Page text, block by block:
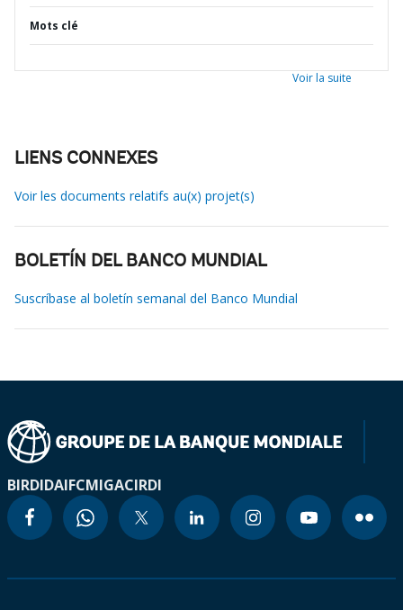
Mots clé
Voir la suite
LIENS CONNEXES
Voir les documents relatifs au(x) projet(s)
BOLETÍN DEL BANCO MUNDIAL
Suscríbase al boletín semanal del Banco Mundial
BIRDIDAIFCMIGACIRDI